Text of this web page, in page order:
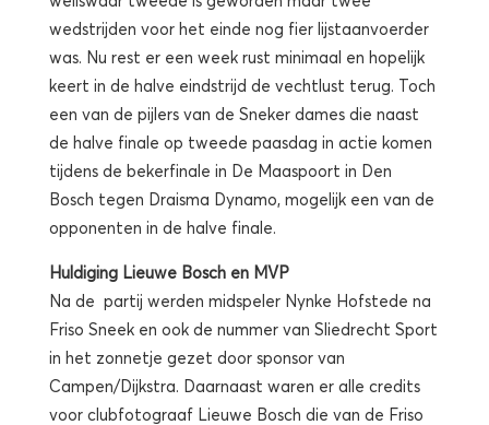
wedstrijden voor het einde nog fier lijstaanvoerder
was. Nu rest er een week rust minimaal en hopelijk
keert in de halve eindstrijd de vechtlust terug. Toch
een van de pijlers van de Sneker dames die naast
de halve finale op tweede paasdag in actie komen
tijdens de bekerfinale in De Maaspoort in Den
Bosch tegen Draisma Dynamo, mogelijk een van de
opponenten in de halve finale.
Huldiging Lieuwe Bosch en MVP
Na de partij werden midspeler Nynke Hofstede na
Friso Sneek en ook de nummer van Sliedrecht Sport
in het zonnetje gezet door sponsor van
Campen/Dijkstra. Daarnaast waren er alle credits
voor clubfotograaf Lieuwe Bosch die van de Friso